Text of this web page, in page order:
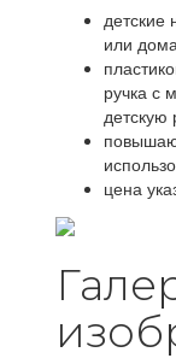
детские
или
ручка с
детскую
цена